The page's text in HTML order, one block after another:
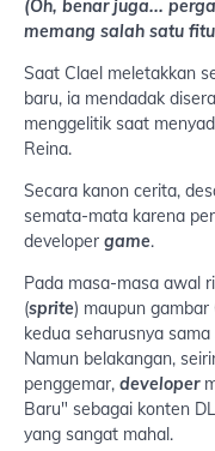
(Oh, benar juga...
memang salah satu
Saat Clael meletakkan
baru, ia mendadak
menggelitik saat
Reina.
Secara kanon cerita,
semata-mata karena
developer game.
Pada masa-masa awal
(sprite) maupun
kedua seharusnya
Namun belakangan,
penggemar, developer
Baru" sebagai konten
yang sangat mahal.